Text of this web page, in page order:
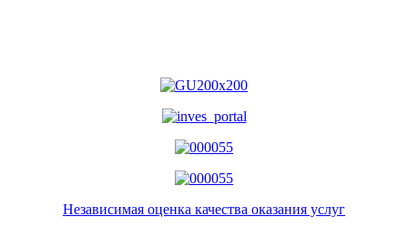
Независимая оценка качества оказания услуг